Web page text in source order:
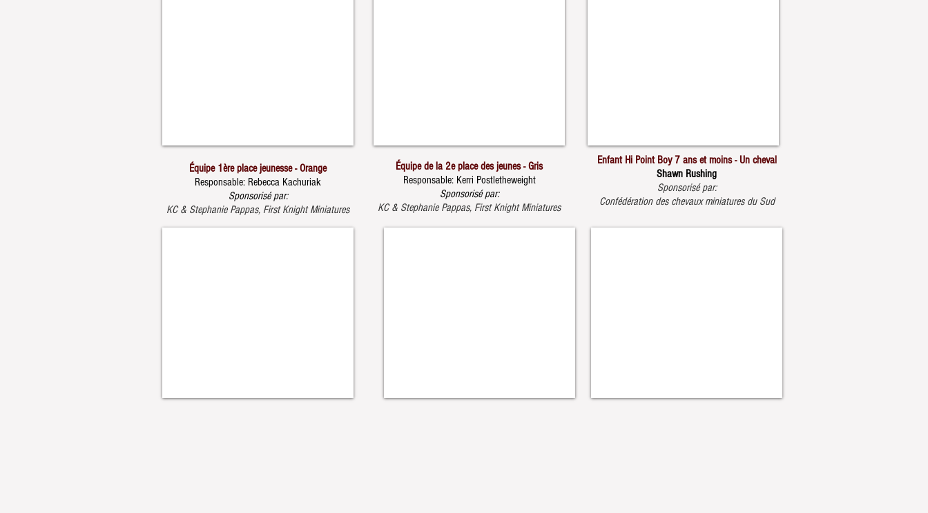
Équipe 1ère place jeunesse - Orange
Responsable: Rebecca Kachuriak
Sponsorisé par:
KC & Stephanie Pappas, First Knight Miniatures
Équipe de la 2e place des jeunes - Gris
Responsable: Kerri Postletheweight
Sponsorisé par:
KC & Stephanie Pappas, First Knight Miniatures
Enfant Hi Point Boy 7 ans et moins - Un cheval
Shawn Rushing
Sponsorisé par:
Confédération des chevaux miniatures du Sud